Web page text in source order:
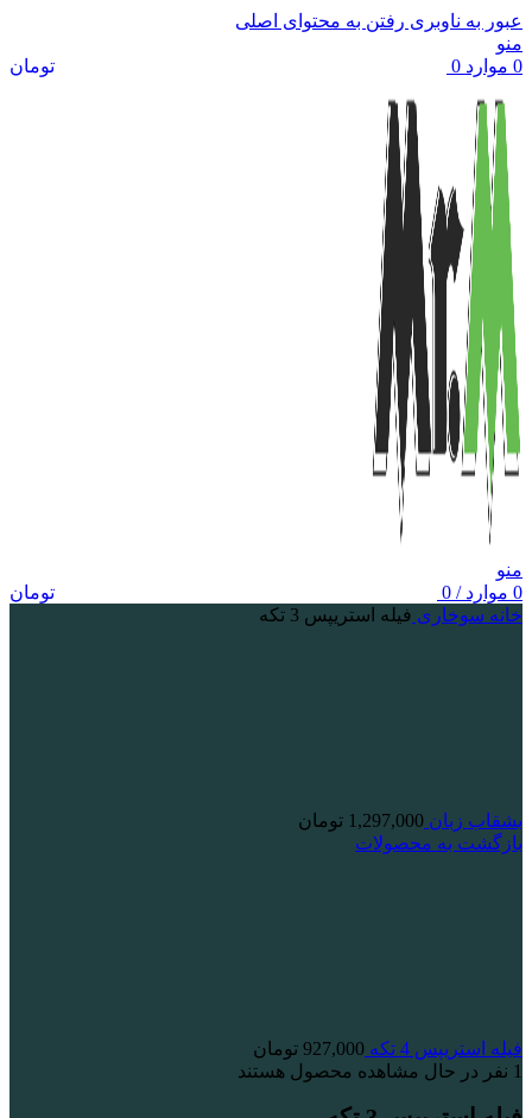
عبور به ناوبری رفتن به محتوای اصلی
منو
0 موارد 0 تومان
منو
0 موارد /
0
تومان
خانه سوخاری فیله استریپس 3 تکه
بشقاب زبان 1,297,000 تومان
بازگشت به محصولات
فیله استریپس 4 تکه 927,000 تومان
1 نفر در حال مشاهده محصول هستند